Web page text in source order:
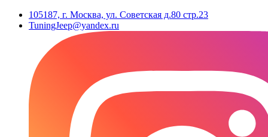
105187, г. Москва, ул. Советская д.80 стр.23
TuningJeep@yandex.ru